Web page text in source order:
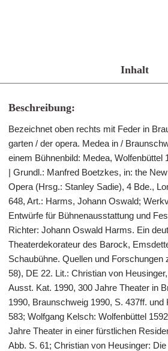
Inhalt
Beschreibung:
Bezeichnet oben rechts mit Feder in
garten / der opera. Medea in /
einem Bühnenbild: Medea, Wolfenbüttel
| Grundl.: Manfred Boetzkes, in: the
Opera (Hrsg.: Stanley Sadie), 4 Bde.,
648, Art.: Harms, Johann Oswald;
Entwürfe für Bühnenausstattung und
Richter: Johann Oswald Harms. Ein
Theaterdekorateur des Barock,
Schaubühne. Quellen und Forschungen
58), DE 22. Lit.: Christian von
Ausst. Kat. 1990, 300 Jahre Theater in
1990, Braunschweig 1990, S. 437ff. und
583; Wolfgang Kelsch: Wolfenbüttel
Jahre Theater in einer fürstlichen
Abb. S. 61; Christian von Heusinger: Die